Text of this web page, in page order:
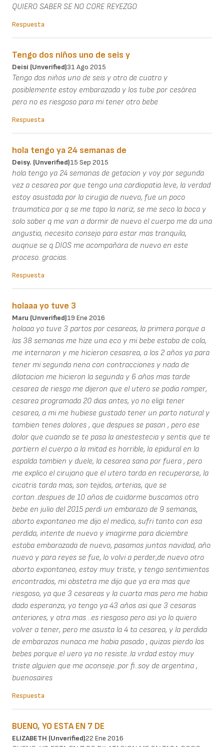
QUIERO SABER SE NO CORE REYEZGO
Respuesta
Tengo dos niños uno de seis y
Deisi (unverified)31 Ago 2015
Tengo dos niños uno de seis y otro de cuatro y
posiblemente estoy embarazada y los tube por cesárea
pero no es riesgoso para mi tener otro bebe
Respuesta
hola tengo ya 24 semanas de
Deisy. (unverified)15 Sep 2015
hola tengo ya 24 semanas de getacion y voy por segunda
vez a cesarea por que tengo una cardiopatia leve, la verdad
estoy asustada por la cirugia de nuevo, fue un poco
traumatica por q se me tapo la nariz, se me seco la boca y
solo saber q me van a dormir de nuevo el cuerpo me da una
angustia, necesito consejo para estar mas tranquila,
auqnue se q DIOS me acompañara de nuevo en este
proceso. gracias.
Respuesta
holaaa yo tuve 3
Maru (unverified)19 Ene 2016
holaaa yo tuve 3 partos por cesareas, la primera porque a
las 38 semanas me hize una eco y mi bebe estaba de cola,
me internaron y me hicieron cesasrea, a los 2 años ya para
tener mi segunda nena con contracciones y nada de
dilatacion me hicieron la segunda y 6 años mas tarde
cesarea de riesgo me dijeron que el utero se podia romper,
cesarea programada 20 dias antes, yo no eligi tener
cesarea, a mi me hubiese gustado tener un parto natural y
tambien tenes dolores , que despues se pasan , pero ese
dolor que cuando se te pasa la anestestecia y sentis que te
partiern el cuerpo a la mitad es horrible, la epidural en la
espalda tambien y duele, la cesarea sana por fuera , pero
me explico el cirujano que el utero tarda en recuperarse, la
cicatris tarda mas, son tejidos, arterias, que se
cortan..despues de 10 años de cuidarme buscamos otro
bebe en julio del 2015 perdi un embarazo de 9 semanas,
aborto expontaneo me dijo el medico, sufri tanto con esa
perdida, intente de nuevo y imagirme para diciembre
estaba embarazada de nuevo, pasamos juntos navidad, año
nuevo y para reyes se fue, lo volvi a perder,de nuevo otro
aborto expontaneo, estoy muy triste, y tengo sentimientos
encontrados, mi obstetra me dijo que ya era mas que
riesgoso, ya que 3 cesareas y la cuarta mas pero me habia
dado esperanza, yo tengo ya 43 años asi que 3 cesaras
anteriores, y otra mas ..es riesgoso pero asi yo lo quiero
volver a tener, pero me asusta la 4 ta cesarea, y la perdida
de embarazos nunaca me habia pasado , quizas pierdo los
bebes porque el uero ya no resiste..la vrdad estoy muy
triste alguien que me aconseje..por fi..soy de argentina ,
buenosaires
Respuesta
BUENO, YO ESTA EN 7 DE
ELIZABETH (unverified)22 Ene 2016